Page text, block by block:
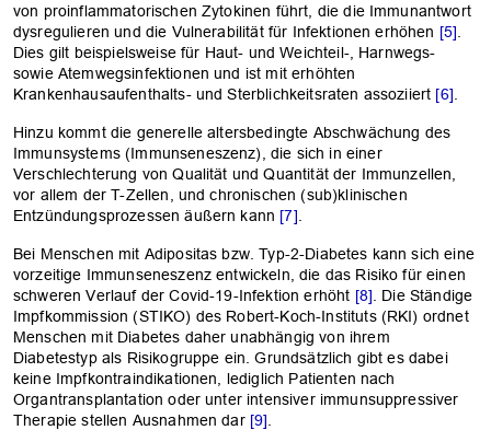
von proinflammatorischen Zytokinen führt, die die Immunantwort
dysregulieren und die Vulnerabilität für Infektionen erhöhen [5]
Dies gilt beispielsweise für Haut- und Weichteil-, Harnwegs-
sowie Atemwegsinfektionen und ist mit erhöhten
Krankenhausaufenthalts- und Sterblichkeitsraten assoziiert [6]
Hinzu kommt die generelle altersbedingte Abschwächung des
Immunsystems (Immunseneszenz), die sich in einer
Verschlechterung von Qualität und Quantität der Immunzellen,
vor allem der T-Zellen, und chronischen (sub)klinischen
Entzündungsprozessen äußern kann [7]
Bei Menschen mit Adipositas bzw. Typ-2-Diabetes kann sich eine
vorzeitige Immunseneszenz entwickeln, die das Risiko für einen
schweren Verlauf der Covid-19-Infektion erhöht [8] . Die Ständige
Impfkommission (STIKO) des Robert-Koch-Instituts (RKI) ordnet
Menschen mit Diabetes daher unabhängig von ihrem
Diabetestyp als Risikogruppe ein. Grundsätzlich gibt es dabei
keine Impfkontraindikationen, lediglich Patienten nach
Organtransplantation oder unter intensiver immunsuppressiver
Therapie stellen Ausnahmen dar [9]